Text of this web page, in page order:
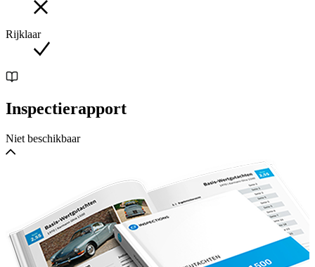
----.
Rijklaar
Inspectierapport
Niet beschikbaar